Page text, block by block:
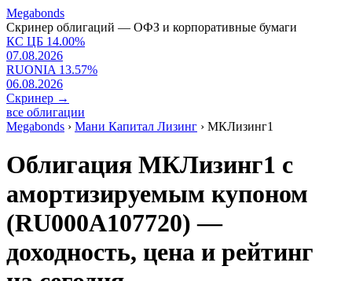
Megabonds
Скринер облигаций — ОФЗ и корпоративные бумаги
КС ЦБ 14.00%
07.08.2026
RUONIA 13.57%
06.08.2026
Скринер →
все облигации
Megabonds › Мани Капитал Лизинг › МКЛизинг1
Облигация МКЛизинг1 с
амортизируемым купоном
(RU000A107720) —
доходность, цена и рейтинг